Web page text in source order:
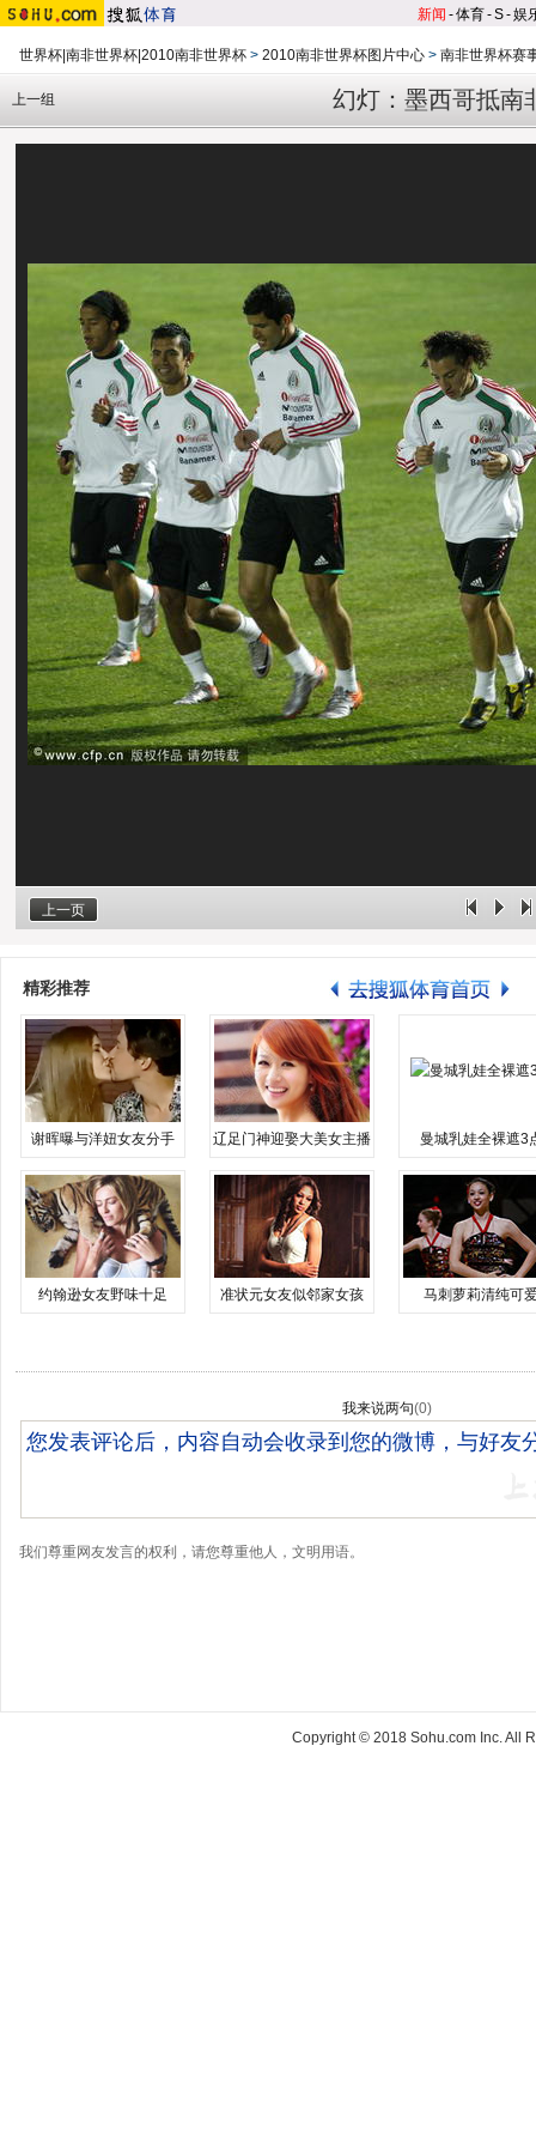
新闻 -体育-S-娱
世界杯|南非世界杯|2010南非世界杯 > 2010南非世界杯图片中心 > 南非世界杯赛
幻灯：墨西哥抵南
上一组
上一页
精彩推荐
谢晖曝与洋妞女友分手 辽足门神迎娶大美女主播 曼城乳娃全裸遮3
约翰逊女友野味十足 准状元女友似邻家女孩 马刺萝莉清纯可
我来说两句(0)
我们尊重网友发言的权利，请您尊重他人，文明用语。
Copyright © 2018 Sohu.com Inc. All